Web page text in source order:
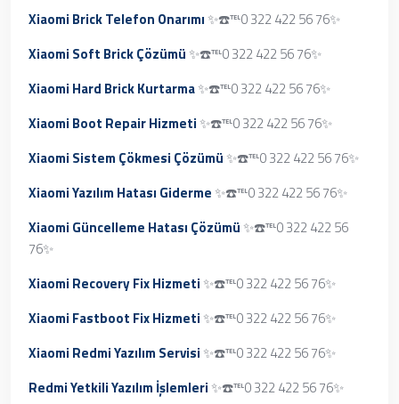
Xiaomi Brick Telefon Onarımı✨☎️℡0 322 422 56 76✨
Xiaomi Soft Brick Çözümü✨☎️℡0 322 422 56 76✨
Xiaomi Hard Brick Kurtarma✨☎️℡0 322 422 56 76✨
Xiaomi Boot Repair Hizmeti✨☎️℡0 322 422 56 76✨
Xiaomi Sistem Çökmesi Çözümü✨☎️℡0 322 422 56 76✨
Xiaomi Yazılım Hatası Giderme✨☎️℡0 322 422 56 76✨
Xiaomi Güncelleme Hatası Çözümü✨☎️℡0 322 422 56
76✨
Xiaomi Recovery Fix Hizmeti✨☎️℡0 322 422 56 76✨
Xiaomi Fastboot Fix Hizmeti✨☎️℡0 322 422 56 76✨
Xiaomi Redmi Yazılım Servisi✨☎️℡0 322 422 56 76✨
Redmi Yetkili Yazılım İşlemleri✨☎️℡0 322 422 56 76✨